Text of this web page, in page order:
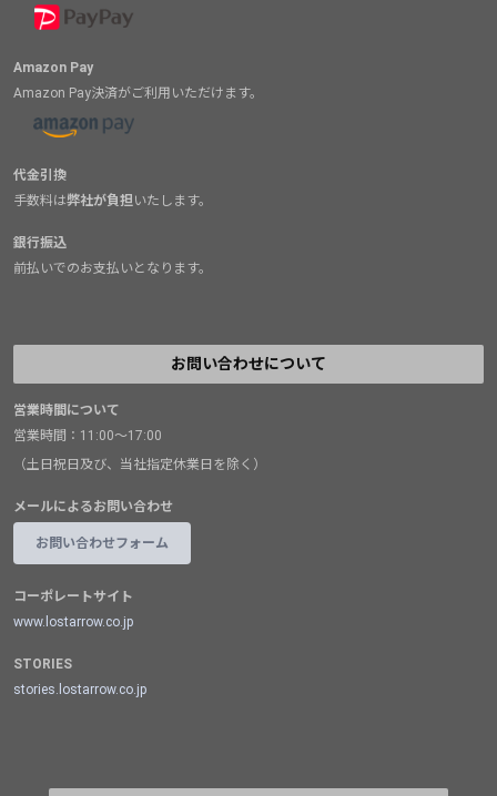
Amazon Pay
Amazon Pay決済がご利用いただけます。
代金引換
手数料は弊社が負担いたします。
銀行振込
前払いでのお支払いとなります。
お問い合わせについて
営業時間について
営業時間：11:00～17:00
（土日祝日及び、当社指定休業日を除く）
メールによるお問い合わせ
お問い合わせフォーム
コーポレートサイト
www.lostarrow.co.jp
STORIES
stories.lostarrow.co.jp